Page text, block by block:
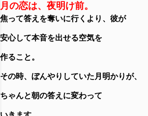
月の恋は、夜明け前。
焦って答えを奪いに行くより、彼が
安心して本音を出せる空気を
作ること。
その時、ぼんやりしていた月明かりが、
ちゃんと朝の答えに変わって